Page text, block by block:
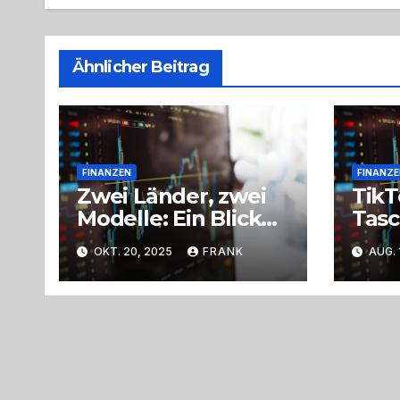
Ähnlicher Beitrag
FINANZEN
Zwei Länder, zwei
Modelle: Ein Blick
auf die
Finanzsysteme von
Österreich und
OKT. 20, 2025 FRANK
wird
Gen
AUG.